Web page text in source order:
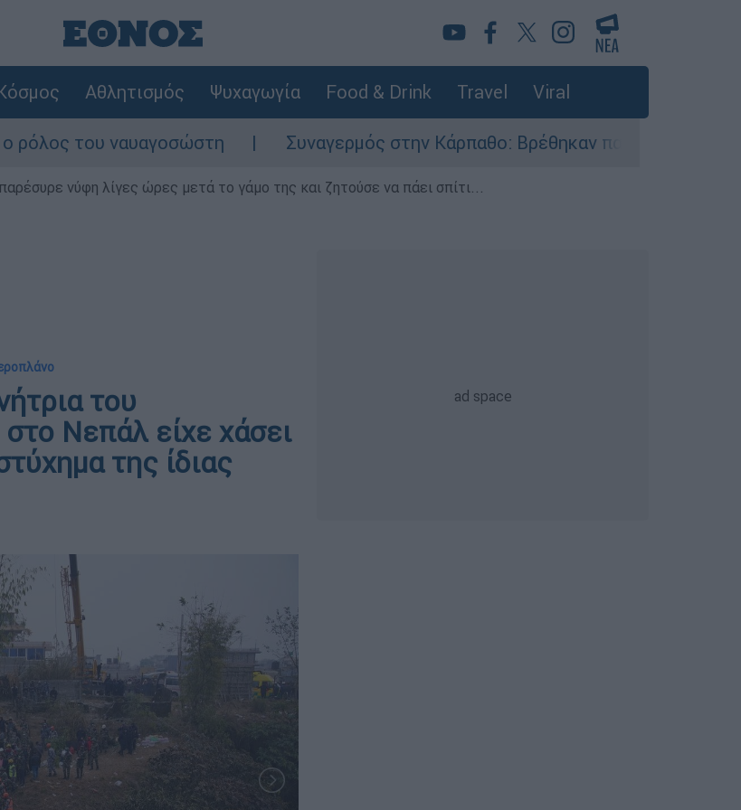
Αθλητισμός Ψυχαγωγία Food & Drink Travel Viral
ναυαγοσώστη Συναγερμός στην Κάρπαθο: Βρέθηκαν παλιά πυρομαχικά στο
νύφη λίγες ώρες μετά το γάμο της και ζητούσε να πάει σπίτι...
του
Νεπάλ είχε χάσει
της ίδιας